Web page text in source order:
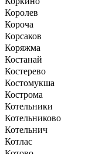
Королев
Короча
Корсаков
Коряжма
Костанай
Костерево
Костомукша
Кострома
Котельники
Котельниково
Котельнич
Котлас